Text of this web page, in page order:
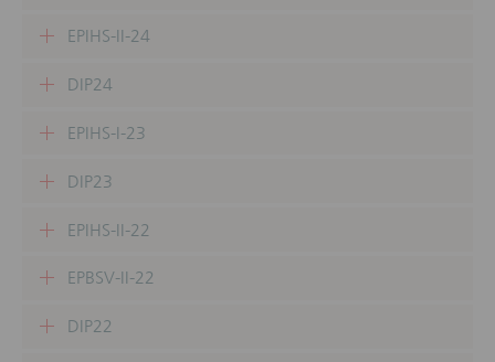
EPIHS-II-24
DIP24
EPIHS-I-23
DIP23
EPIHS-II-22
EPBSV-II-22
DIP22